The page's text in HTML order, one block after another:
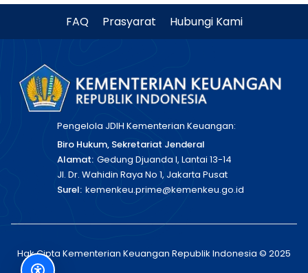
FAQ Prasyarat Hubungi Kami
Pengelola JDIH Kementerian Keuangan:
Biro Hukum, Sekretariat Jenderal
Alamat: Gedung Djuanda I, Lantai 13-14
Jl. Dr. Wahidin Raya No 1, Jakarta Pusat
Surel: kemenkeu.prime@kemenkeu.go.id
Hak Cipta Kementerian Keuangan Republik Indonesia © 2025